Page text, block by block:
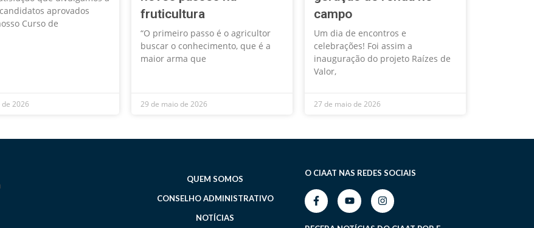
aprovados
Curso de
2026
fruticultura
“O primeiro passo é o agricultor
buscar o conhecimento, que é a
maior arma que
29 de maio de 2026
campo
Um dia de encontros e
celebrações! Foi assim a
inauguração do projeto Raízes de
Valor,
27 de maio de 2026
QUEM SOMOS
CONSELHO ADMINISTRATIVO
NOTÍCIAS
O CIAAT NAS REDES SOCIAIS